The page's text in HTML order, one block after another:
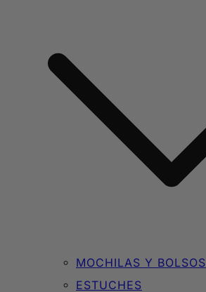
MOCHILAS Y BOLSOS
ESTUCHES